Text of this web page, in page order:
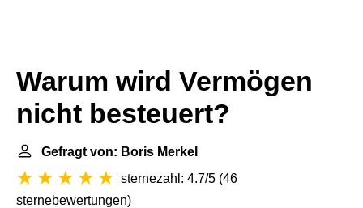
Warum wird Vermögen
nicht besteuert?
Gefragt von: Boris Merkel
sternezahl: 4.7/5 (46
sternebewertungen)